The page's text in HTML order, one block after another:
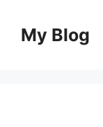
contentMy Blog